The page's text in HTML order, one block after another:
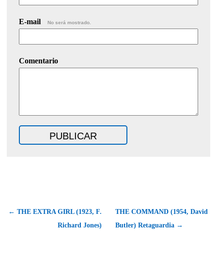
E-mail No será mostrado.
Comentario
← THE EXTRA GIRL (1923, F.
Richard Jones)
THE COMMAND (1954, David
Butler) Retaguardia →